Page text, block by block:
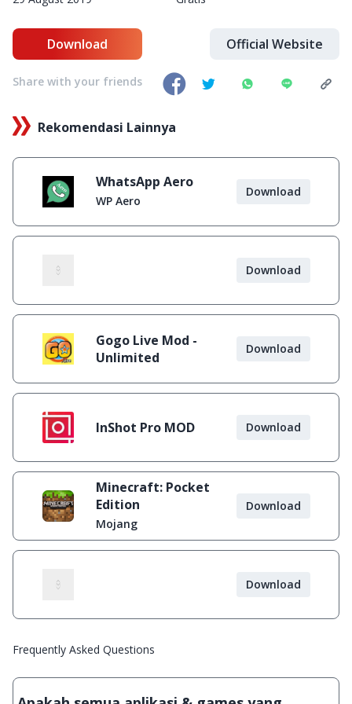
Download Official Website
Share with your friends
Rekomendasi Lainnya
WhatsApp Aero
WP Aero
Download
Download
Gogo Live Mod -
Unlimited
Download
InShot Pro MOD Download
Minecraft: Pocket
Edition
Mojang
Download
Download
Frequently Asked Questions